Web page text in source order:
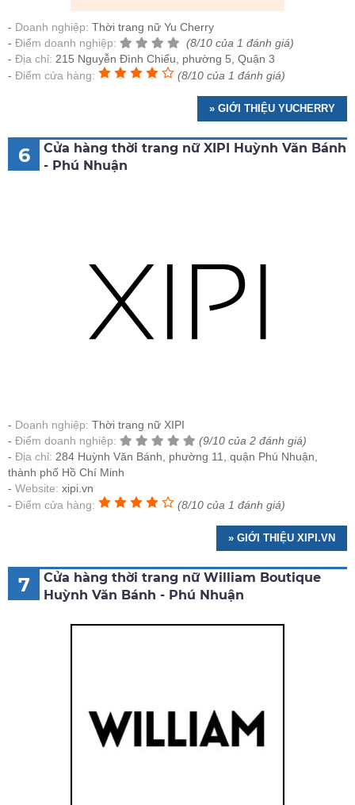
Doanh nghiệp: Thời trang nữ Yu Cherry
Điểm doanh nghiệp:
(8/10 của 1 đánh giá)
Địa chỉ: 215 Nguyễn Đình Chiểu, phường 5, Quận 3
Điểm cửa hàng:
(8/10 của 1 đánh giá)
» GIỚI THIỆU YUCHERRY
6
Cửa hàng thời trang nữ XIPI Huỳnh Văn Bánh
- Phú Nhuận
Doanh nghiệp: Thời trang nữ XIPI
Điểm doanh nghiệp:
(9/10 của 2 đánh giá)
Địa chỉ: 284 Huỳnh Văn Bánh, phường 11, quận Phú Nhuận,
thành phố Hồ Chí Minh
Website: xipi.vn
Điểm cửa hàng:
(8/10 của 1 đánh giá)
» GIỚI THIỆU XIPI.VN
7
Cửa hàng thời trang nữ William Boutique
Huỳnh Văn Bánh - Phú Nhuận